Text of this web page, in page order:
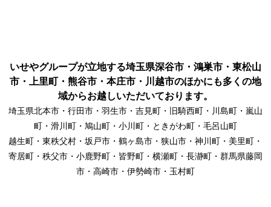
いせやグループが立地する埼玉県深谷市・鴻巣市・東松山
市・上里町・熊谷市・本庄市・川越市のほかにも多くの地
域からお越しいただいております。
埼玉県北本市・行田市・羽生市・吉見町・旧騎西町・川島町・嵐山
町・滑川町・鳩山町・小川町・ときがわ町・毛呂山町
越生町・東秩父村・坂戸市・鶴ヶ島市・狭山市・神川町・美里町・
寄居町・秩父市・小鹿野町・皆野町・横瀬町・長瀞町・群馬県藤岡
市・高崎市・伊勢崎市・玉村町